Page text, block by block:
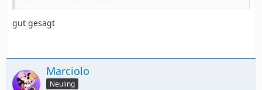
gut gesagt
Marciolo
Neuling